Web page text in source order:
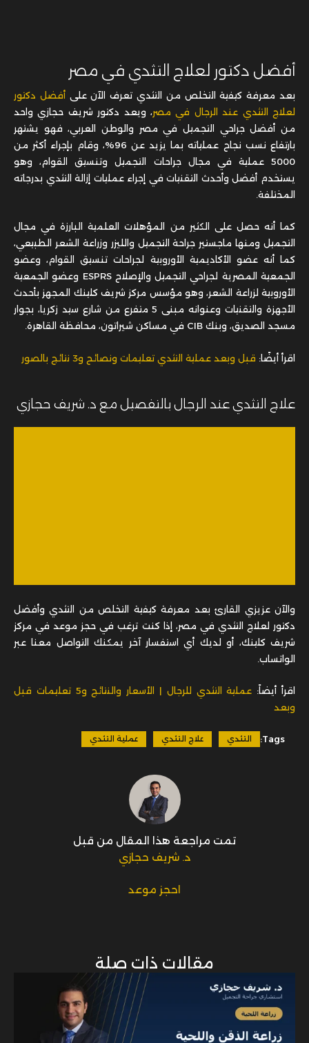
من أفضل جراحي التجميل في مصر والوطن العربي، فهو يشتهر
بارتفاع نسب نجاح عملياته بما يزيد عن 96%، وقام بإجراء أكثر من
5000 عملية في مجال جراحات التجميل وتنسيق القوام، وهو
يستخدم أفضل وأحدث التقنيات في إجراء عمليات إزالة التثدي بدرجاته
المختلفة.
كما أنه حصل على الكثير من المؤهلات العلمية البارزة في مجال
التجميل ومنها ماجستير جراحة التجميل والليزر وزراعة الشعر الطبيعي،
الجمعية المصرية لجراحي التجميل والإصلاح ESPRS وعضو الجمعية
الأوروبية لزراعة الشعر، وهو مؤسس مركز شريف كلينك المجهز بأحدث
الأجهزة والتقنيات وعنوانه مبنى 5 متفرع من شارع سيد زكريا، بجوار
مسجد الصديق، وبنك CIB في مساكن شيراتون، محافظة القاهرة.
اقرأ أيضًا: قبل وبعد عملية التثدي تعليمات ونصائح و3 نتائج بالصور
علاج التثدي عند الرجال بالتفصيل مع د. شريف حجازي
الواتساب.
اقرأ أيضاً:
عملية التثدي للرجال | الأسعار والنتائج و5 تعليمات قبل
وبعد
Tags: التثدي علاج التثدي عملية التثدي
تمت مراجعة هذا المقال من قبل
د. شريف حجازي
احجز موعد